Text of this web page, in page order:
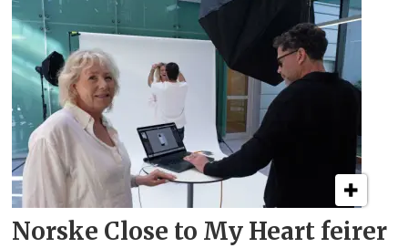
Norske Close to My Heart feirer